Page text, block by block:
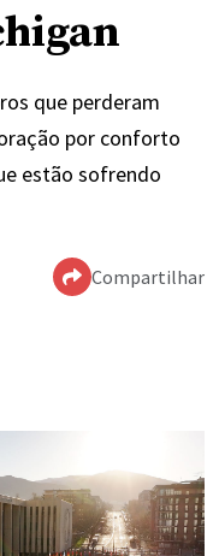
que perderam
por conforto
estão sofrendo
Compartilhar